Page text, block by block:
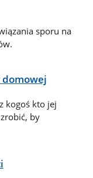
sporu na
domowej
kogoś kto jej
by